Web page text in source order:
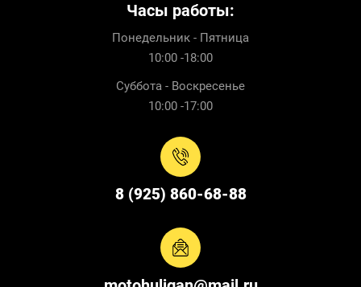
Часы работы:
Понедельник - Пятница
10:00 -18:00
Суббота - Воскресенье
10:00 -17:00
8 (925) 860-68-88